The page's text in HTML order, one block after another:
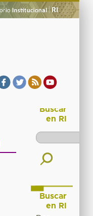
Buscar
en RI
Buscar
en RI